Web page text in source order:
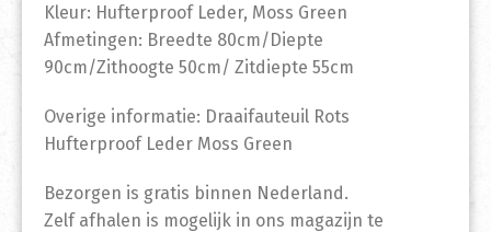
Kleur: Hufterproof Leder, Moss Green
Afmetingen: Breedte 80cm/Diepte
90cm/Zithoogte 50cm/ Zitdiepte 55cm
Overige informatie: Draaifauteuil Rots
Hufterproof Leder Moss Green
Bezorgen is gratis binnen Nederland.
Zelf afhalen is mogelijk in ons magazijn te